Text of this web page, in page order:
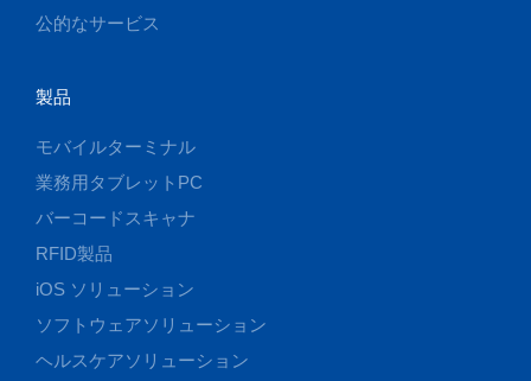
公的なサービス
製品
モバイルターミナル
業務用タブレットPC
バーコードスキャナ
RFID製品
iOS ソリューション
ソフトウェアソリューション
ヘルスケアソリューション